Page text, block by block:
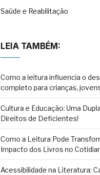
Saúde e Reabilitação
LEIA TAMBÉM:
Como a leitura influencia o
completo para crianças,
Cultura e Educação: Uma
Direitos de Deficientes!
Como a Leitura Pode
Impacto dos Livros no
Acessibilidade na Literatura: